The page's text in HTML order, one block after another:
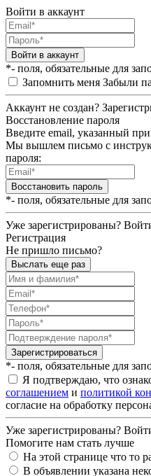
Войти в аккаунт
Войти в аккаунт
*- поля, обязательные для
Запомнить меня Забыли
Аккаунт не создан?
Восстановление пароля
Введите email, указанный
Мы вышлем письмо с
пароля:
Восстановить пароль
*- поля, обязательные для
Уже зарегистрированы?
Регистрация
Не пришло письмо?
Выслать еще раз
Зарегистрироваться
*- поля, обязательные для
Я подтверждаю, что
соглашением и политикой
согласие на обработку
Уже зарегистрированы?
Помогите нам стать лучше
На этой странице что то
В объявлении указана